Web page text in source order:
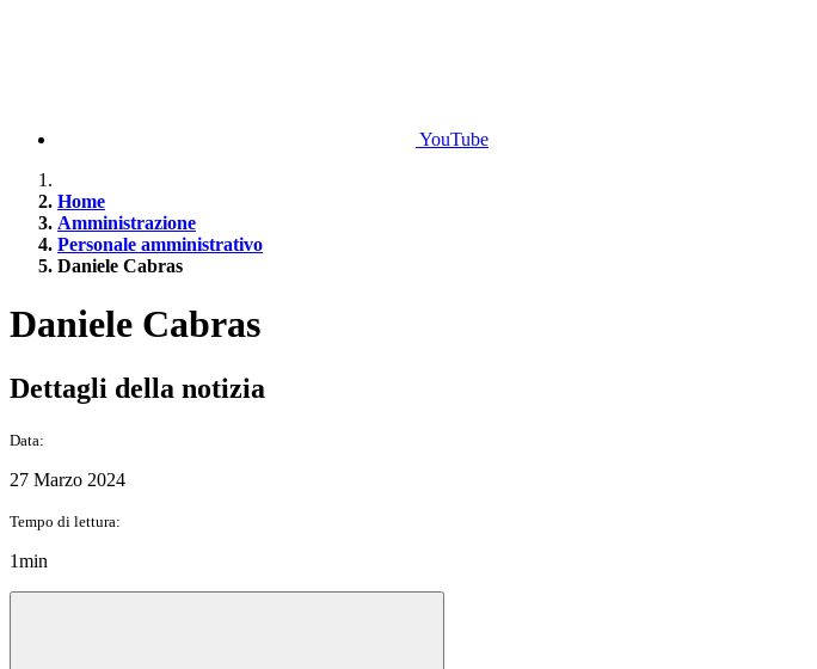
YouTube
Home
Amministrazione
Personale amministrativo
Daniele Cabras
Daniele Cabras
Dettagli della notizia
Data:
27 Marzo 2024
Tempo di lettura:
1min